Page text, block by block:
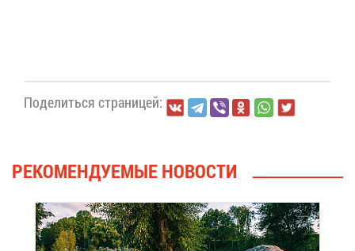
По­де­лить­ся стра­ни­цей:
РЕ­КО­МЕН­ДУ­Е­МЫЕ НО­ВО­СТИ